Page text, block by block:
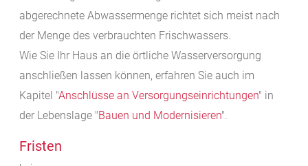
abgerechnete Abwassermenge richtet sich meist nach
der Menge des verbrauchten Frischwassers.
Wie Sie Ihr Haus an die örtliche Wasserversorgung
anschließen lassen können, erfahren Sie auch im
Kapitel "Anschlüsse an Versorgungseinrichtungen" in
der Lebenslage "Bauen und Modernisieren".
Fristen